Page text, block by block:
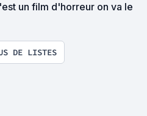
un film d'horreur on va le
DE LISTES